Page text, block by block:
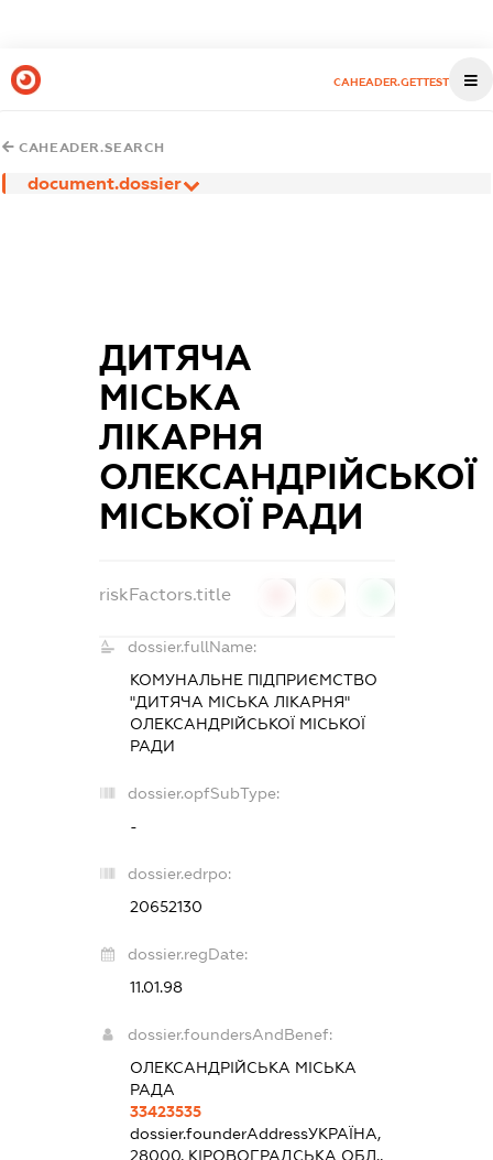
CAHEADER.GETTEST
CAHEADER.SEARCH
document.dossier
ДИТЯЧА
МІСЬКА
ЛІКАРНЯ
ОЛЕКСАНДРІЙСЬКОЇ
МІСЬКОЇ РАДИ
riskFactors.title
dossier.fullName:
КОМУНАЛЬНЕ ПІДПРИЄМСТВО
"ДИТЯЧА МІСЬКА ЛІКАРНЯ"
ОЛЕКСАНДРІЙСЬКОЇ МІСЬКОЇ
РАДИ
dossier.opfSubType:
-
dossier.edrpo:
20652130
dossier.regDate:
11.01.98
dossier.foundersAndBenef:
ОЛЕКСАНДРІЙСЬКА МІСЬКА
РАДА
33423535
dossier.founderAddressУКРАЇНА,
28000, КІРОВОГРАДСЬКА ОБЛ.,